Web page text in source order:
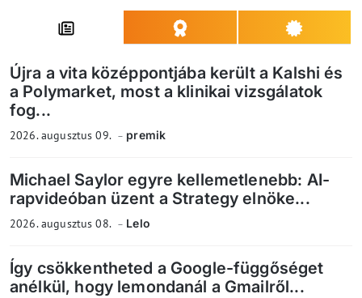
Újra a vita középpontjába került a Kalshi és
a Polymarket, most a klinikai vizsgálatok
fog...
2026. augusztus 09. premik
Michael Saylor egyre kellemetlenebb: AI-
rapvideóban üzent a Strategy elnöke...
2026. augusztus 08. Lelo
Így csökkentheted a Google-függőséget
anélkül, hogy lemondanál a Gmailről...